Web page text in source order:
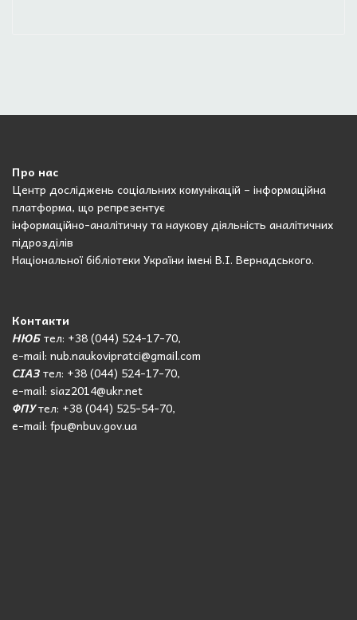
Про нас
Центр досліджень соціальних комунікацій – інформаційна
платформа, що репрезентує
інформаційно-аналітичну та наукову діяльність аналітичних
підрозділів
Національної бібліотеки України імені В.І. Вернадського.
Контакти
НЮБтел: +38 (044) 524-17-70,
e-mail: nub.naukovipratci@gmail.com
СІАЗтел: +38 (044) 524-17-70,
e-mail: siaz2014@ukr.net
ФПУтел: +38 (044) 525-54-70,
e-mail: fpu@nbuv.gov.ua